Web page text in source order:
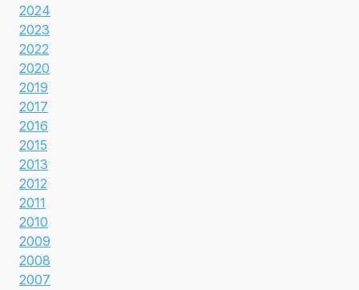
2024
2023
2022
2020
2019
2017
2016
2015
2013
2012
2011
2010
2009
2008
2007